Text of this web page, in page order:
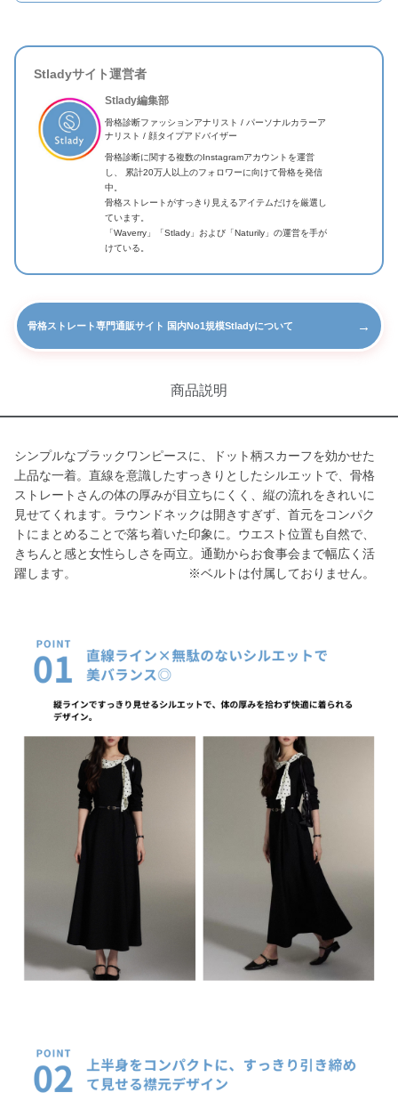
Stladyサイト運営者
Stlady編集部
骨格診断ファッションアナリスト / パーソナルカラーア
ナリスト / 顔タイプアドバイザー
骨格診断に関する複数のInstagramアカウントを運営
し、 累計20万人以上のフォロワーに向けて骨格を発信
中。
骨格ストレートがすっきり見えるアイテムだけを厳選し
ています。
「Waverry」「Stlady」および「Naturily」の運営を手が
けている。
骨格ストレート専門通販サイト 国内No1規模Stladyについて →
商品説明
シンプルなブラックワンピースに、ドット柄スカーフを効かせた
上品な一着。直線を意識したすっきりとしたシルエットで、骨格
ストレートさんの体の厚みが目立ちにくく、縦の流れをきれいに
見せてくれます。ラウンドネックは開きすぎず、首元をコンパク
トにまとめることで落ち着いた印象に。ウエスト位置も自然で、
きちんと感と女性らしさを両立。通勤からお食事会まで幅広く活
躍します。 ※ベルトは付属しておりません。